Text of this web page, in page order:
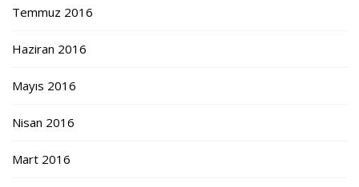
Temmuz 2016
Haziran 2016
Mayıs 2016
Nisan 2016
Mart 2016